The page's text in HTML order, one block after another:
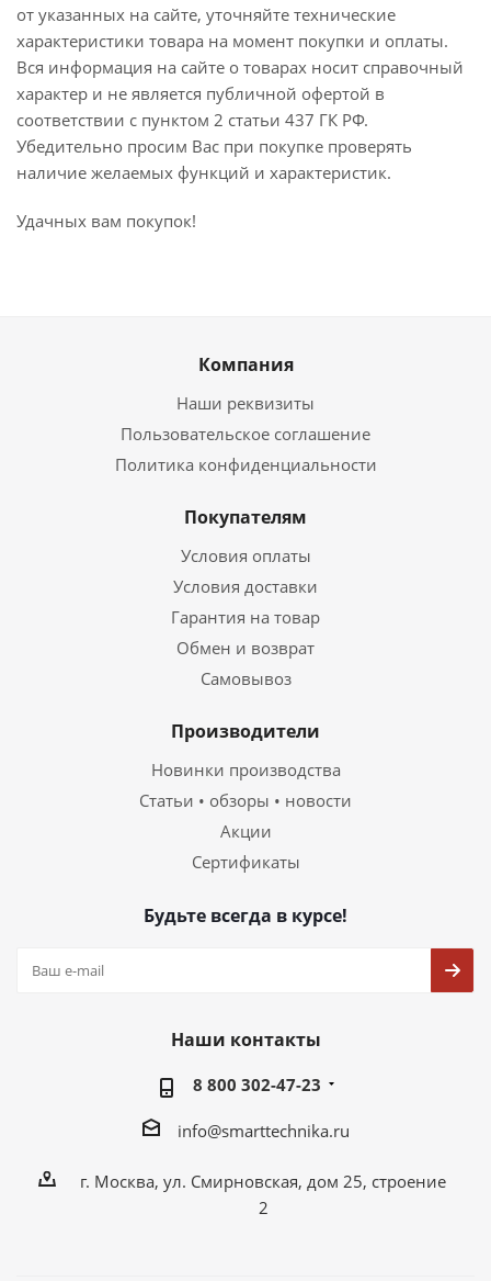
от указанных на сайте, уточняйте технические
характеристики товара на момент покупки и оплаты.
Вся информация на сайте о товарах носит справочный
характер и не является публичной офертой в
соответствии с пунктом 2 статьи 437 ГК РФ.
Убедительно просим Вас при покупке проверять
наличие желаемых функций и характеристик.
Удачных вам покупок!
Компания
Наши реквизиты
Пользовательское соглашение
Политика конфиденциальности
Покупателям
Условия оплаты
Условия доставки
Гарантия на товар
Обмен и возврат
Самовывоз
Производители
Новинки производства
Статьи • обзоры • новости
Акции
Сертификаты
Будьте всегда в курсе!
Наши контакты
8 800 302-47-23
info@smarttechnika.ru
г. Москва, ул. Смирновская, дом 25, строение
2